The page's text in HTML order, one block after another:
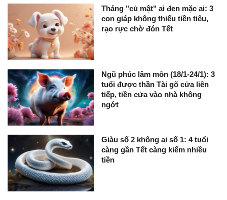
Tháng "củ mật" ai đen mặc ai: 3
con giáp không thiếu tiền tiêu,
rạo rực chờ đón Tết
Ngũ phúc lâm môn (18/1-24/1): 3
tuổi được thần Tài gõ cửa liên
tiếp, tiền cửa vào nhà không
ngớt
Giàu số 2 không ai số 1: 4 tuổi
càng gần Tết càng kiếm nhiều
tiền